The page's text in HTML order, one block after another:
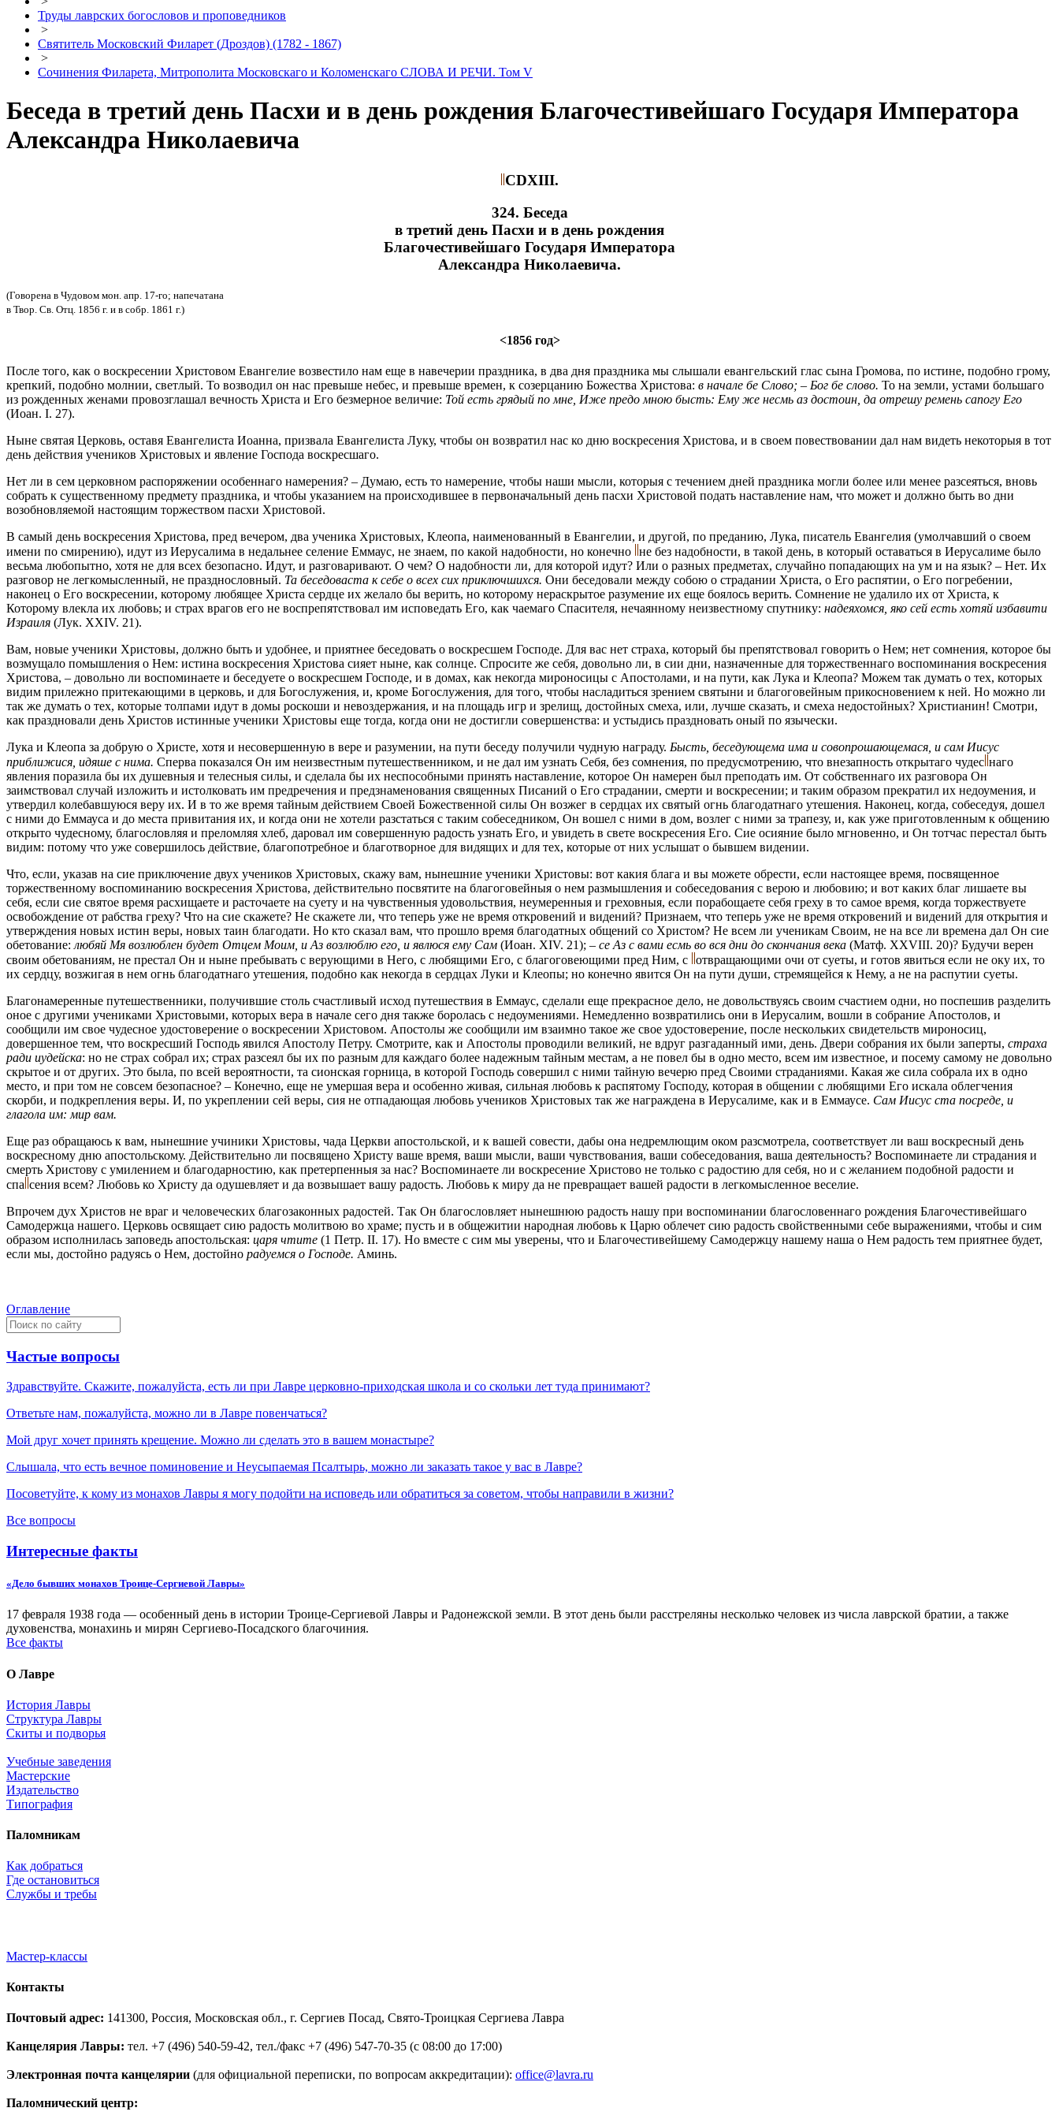
Труды лаврских богословов и проповедников
>
Святитель Московский Филарет (Дроздов) (1782 - 1867)
>
Сочинения Филарета, Митрополита Московскаго и Коломенскаго СЛОВА И РЕЧИ. Том V
Беседа в третий день Пасхи и в день рождения Благочестивейшаго Государя Императора
Александра Николаевича
CDXIII.
324. Беседа
в третий день Пасхи и в день рождения
Благочестивейшаго Государя Императора
Александра Николаевича.
(Говорена в Чудовом мон. апр. 17-го; напечатана
в Твор. Св. Отц. 1856 г. и в собр. 1861 г.)
<1856 год>
После того, как о воскресении Христовом Евангелие возвестило нам еще в навечерии праздника, в два дня праздника мы слышали евангельский глас сына Громова, по истине, подобно грому,
крепкий, подобно молнии, светлый. То возводил он нас превыше небес, и превыше времен, к созерцанию Божества Христова: в начале бе Слово; – Бог бе слово. То на земли, устами бoльшаго
из рожденных женами провозглашал вечность Христа и Его безмерное величие: Той есть грядый по мне, Иже предо мною бысть: Ему же несмь аз достоин, да отрешу ремень сапогу Его
(Иоан. I. 27).
Ныне святая Церковь, оставя Евангелиста Иоанна, призвала Евангелиста Луку, чтобы он возвратил нас ко дню воскресения Христова, и в своем повествовании дал нам видеть некоторыя в тот
день действия учеников Христовых и явление Господа воскресшаго.
Нет ли в сем церковном распоряжении особеннаго намерения? – Думаю, есть то намерение, чтобы наши мысли, которыя с течением дней праздника могли более или менее разсеяться, вновь
собрать к существенному предмету праздника, и чтобы указанием на происходившее в первоначальный день пасхи Христовой подать наставление нам, что может и должно быть во дни
возобновляемой настоящим торжеством пасхи Христовой.
В самый день воскресения Христова, пред вечером, два ученика Христовых, Клеопа, наименованный в Евангелии, и другой, по преданию, Лука, писатель Евангелия (умолчавший о своем
имени по смирению), идут из Иерусалима в недальнее селение Еммаус, не знаем, по какой надобности, но конечно не без надобности, в такой день, в который оставаться в Иерусалиме было
весьма любопытно, хотя не для всех безопасно. Идут, и разговаривают. О чем? О надобности ли, для которой идут? Или о разных предметах, случайно попадающих на ум и на язык? – Нет. Их
разговор не легкомысленный, не празднословный. Та беседоваста к себе о всех сих приключшихся. Они беседовали между собою о страдании Христа, о Его распятии, о Его погребении,
наконец о Его воскресении, которому любящее Христа сердце их желало бы верить, но которому нераскрытое разумение их еще боялось верить. Сомнение не удалило их от Христа, к
Которому влекла их любовь; и страх врагов его не воспрепятствовал им исповедать Его, как чаемаго Спасителя, нечаянному неизвестному спутнику: надеяхомся, яко сей есть хотяй избавити
Израиля (Лук. XXIV. 21).
Вам, новые ученики Христовы, должно быть и удобнее, и приятнее беседовать о воскресшем Господе. Для вас нет страха, который бы препятствовал говорить о Нем; нет сомнения, которое бы
возмущало помышления о Нем: истина воскресения Христова сияет ныне, как солнце. Спросите же себя, довольно ли, в сии дни, назначенные для торжественнаго воспоминания воскресения
Христова, – довольно ли воспоминаете и беседуете о воскресшем Господе, и в домах, как некогда мироносицы с Апостолами, и на пути, как Лука и Клеопа? Можем так думать о тех, которых
видим прилежно притекающими в церковь, и для Богослужения, и, кроме Богослужения, для того, чтобы насладиться зрением святыни и благоговейным прикосновением к ней. Но можно ли
так же думать о тех, которые толпами идут в домы роскоши и невоздержания, и на площадь игр и зрелищ, достойных смеха, или, лучше сказать, и смеха недостойных? Христианин! Смотри,
как праздновали день Христов истинные ученики Христовы еще тогда, когда они не достигли совершенства: и устыдись праздновать оный по язычески.
Лука и Клеопа за добрую о Христе, хотя и несовершенную в вере и разумении, на пути беседу получили чудную награду. Бысть, беседующема има и совопрошающемася, и сам Иисус
приближися, идяше с нима. Сперва показался Он им неизвестным путешественником, и не дал им узнать Себя, без сомнения, по предусмотрению, что внезапность открытаго чудес наго
явления поразила бы их душевныя и телесныя силы, и сделала бы их неспособными принять наставление, которое Он намерен был преподать им. От собственнаго их разговора Он
заимствовал случай изложить и истолковать им предречения и предзнаменования священных Писаний о Его страдании, смерти и воскресении; и таким образом прекратил их недоумения, и
утвердил колебавшуюся веру их. И в то же время тайным действием Своей Божественной силы Он возжег в сердцах их святый огнь благодатнаго утешения. Наконец, когда, собеседуя, дошел
с ними до Еммауса и до места привитания их, и когда они не хотели разстаться с таким собеседником, Он вошел с ними в дом, возлег с ними за трапезу, и, как уже приготовленным к общению
открыто чудесному, благословляя и преломляя хлеб, даровал им совершенную радость узнать Его, и увидеть в свете воскресения Его. Сие осияние было мгновенно, и Он тотчас перестал быть
видим: потому что уже совершилось действие, благопотребное и благотворное для видящих и для тех, которые от них услышат о бывшем видении.
Что, если, указав на сие приключение двух учеников Христовых, скажу вам, нынешние ученики Христовы: вот какия блага и вы можете обрести, если настоящее время, посвященное
торжественному воспоминанию воскресения Христова, действительно посвятите на благоговейныя о нем размышления и собеседования с верою и любовию; и вот каких благ лишаете вы
себя, если сие святое время расхищаете и расточаете на суету и на чувственныя удовольствия, неумеренныя и греховныя, если порабощаете себя греху в то самое время, когда торжествуете
освобождение от рабства греху? Что на сие скажете? Не скажете ли, что теперь уже не время откровений и видений? Признаем, что теперь уже не время откровений и видений для открытия и
утверждения новых истин веры, новых таин благодати. Но кто сказал вам, что прошло время благодатных общений со Христом? Не всем ли ученикам Своим, не на все ли времена дал Он сие
обетование: любяй Мя возлюблен будет Отцем Моим, и Аз возлюблю его, и явлюся ему Сам (Иоан. XIV. 21); – се Аз с вами есмь во вся дни до скончания века (Матф. XXVIII. 20)? Будучи верен
своим обетованиям, не престал Он и ныне пребывать с верующими в Него, с любящими Его, с благоговеющими пред Ним, с отвращающими очи от суеты, и готов явиться если не оку их, то
их сердцу, возжигая в нем огнь благодатнаго утешения, подобно как некогда в сердцах Луки и Клеопы; но конечно явится Он на пути души, стремящейся к Нему, а не на распутии суеты.
Благонамеренные путешественники, получившие столь счастливый исход путешествия в Еммаус, сделали еще прекрасное дело, не довольствуясь своим счастием одни, но поспешив разделить
оное с другими учениками Христовыми, которых вера в начале сего дня также боролась с недоумениями. Немедленно возвратились они в Иерусалим, вошли в собрание Апостолов, и
сообщили им свое чудесное удостоверение о воскресении Христовом. Апостолы же сообщили им взаимно такое же свое удостоверение, после нескольких свидетельств мироносиц,
довершенное тем, что воскресший Господь явился Апостолу Петру. Смотрите, как и Апостолы проводили великий, не вдруг разгаданный ими, день. Двери собрания их были заперты, страха
ради иудейска: но не страх собрал их; страх разсеял бы их по разным для каждаго более надежным тайным местам, а не повел бы в одно место, всем им известное, и посему самому не довольно
скрытое и от других. Это была, по всей вероятности, та сионская горница, в которой Господь совершил с ними тайную вечерю пред Своими страданиями. Какая же сила собрала их в одно
место, и при том не совсем безопасное? – Конечно, еще не умершая вера и особенно живая, сильная любовь к распятому Господу, которая в общении с любящими Его искала облегчения
скорби, и подкрепления веры. И, по укреплении сей веры, сия не отпадающая любовь учеников Христовых так же награждена в Иерусалиме, как и в Еммаусе. Сам Иисус ста посреде, и
глагола им: мир вам.
Еще раз обращаюсь к вам, нынешние учиники Христовы, чада Церкви апостольской, и к вашей совести, дабы она недремлющим оком разсмотрела, соответствует ли ваш воскресный день
воскресному дню апостольскому. Действительно ли посвящено Христу ваше время, ваши мысли, ваши чувствования, ваши собеседования, ваша деятельность? Воспоминаете ли страдания и
смерть Христову с умилением и благодарностию, как претерпенныя за нас? Воспоминаете ли воскресение Христово не только с радостию для себя, но и с желанием подобной радости и
спа сения всем? Любовь ко Христу да одушевляет и да возвышает вашу радость. Любовь к миру да не превращает вашей радости в легкомысленное веселие.
Впрочем дух Христов не враг и человеческих благозаконных радостей. Так Он благословляет нынешнюю радость нашу при воспоминании благословеннаго рождения Благочестивейшаго
Самодержца нашего. Церковь освящает сию радость молитвою во храме; пусть и в общежитии народная любовь к Царю облечет сию радость свойственными себе выражениями, чтобы и сим
образом исполнилась заповедь апостольская: царя чтите (1 Петр. II. 17). Но вместе с сим мы уверены, что и Благочестивейшему Самодержцу нашему наша о Нем радость тем приятнее будет,
если мы, достойно радуясь о Нем, достойно радуемся о Господе. Аминь.
Оглавление
Частые вопросы
Здравствуйте. Скажите, пожалуйста, есть ли при Лавре церковно-приходская школа и со скольки лет туда принимают?
Ответьте нам, пожалуйста, можно ли в Лавре повенчаться?
Мой друг хочет принять крещение. Можно ли сделать это в вашем монастыре?
Слышала, что есть вечное поминовение и Неусыпаемая Псалтырь, можно ли заказать такое у вас в Лавре?
Посоветуйте, к кому из монахов Лавры я могу подойти на исповедь или обратиться за советом, чтобы направили в жизни?
Все вопросы
Интересные факты
«Дело бывших монахов Троице-Сергиевой Лавры»
17 февраля 1938 года — особенный день в истории Троице-Сергиевой Лавры и Радонежской земли. В этот день были расстреляны несколько человек из числа лаврской братии, а также
духовенства, монахинь и мирян Сергиево-Посадского благочиния.
Все факты
О Лавре
История Лавры
Структура Лавры
Скиты и подворья
Учебные заведения
Мастерские
Издательство
Типография
Паломникам
Как добраться
Где остановиться
Службы и требы
Мастер-классы
Контакты
Почтовый адрес: 141300, Россия, Московская обл., г. Сергиев Посад, Свято-Троицкая Сергиева Лавра
Канцелярия Лавры: тел. +7 (496) 540-59-42, тел./факс +7 (496) 547-70-35 (с 08:00 до 17:00)
Электронная почта канцелярии (для официальной переписки, по вопросам аккредитации): office@lavra.ru
Паломнический центр: